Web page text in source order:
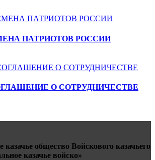
ПАТРИОТОВ РОССИИ
О СОТРУДНИЧЕСТВЕ
казачье общество Войскового казачьего
казачье войско»